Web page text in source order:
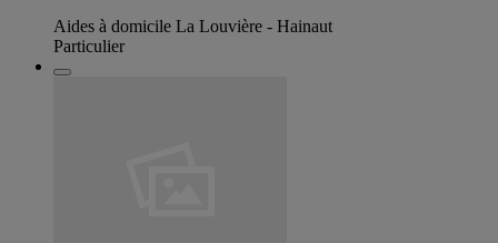
Aides à domicile La Louvière - Hainaut
Particulier